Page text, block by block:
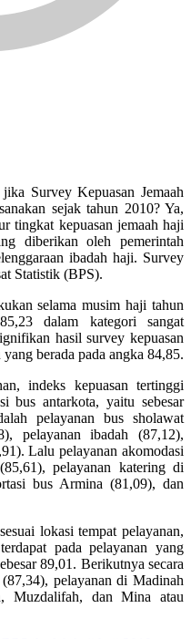
Survey Kepuasan Jemaah
sejak tahun 2010? Ya,
tingkat kepuasan jemaah haji
diberikan oleh pemerintah
ibadah haji. Survey
Statistik (BPS).
selama musim haji tahun
dalam kategori sangat
hasil survey kepuasan
berada pada angka 84,85.
indeks kepuasan tertinggi
bus antarkota, yaitu sebesar
pelayanan bus sholawat
pelayanan ibadah (87,12),
Lalu pelayanan akomodasi
pelayanan katering di
bus Armina (81,09), dan
lokasi tempat pelayanan,
pada pelayanan yang
89,01. Berikutnya secara
pelayanan di Madinah
Muzdalifah, dan Mina atau